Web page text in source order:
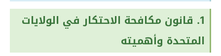
1. قانون مكافحة الاحتكار في الولايات
المتحدة وأهميته